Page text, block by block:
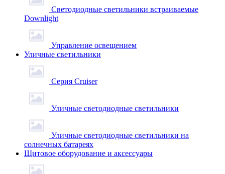
Светодиодные светильники встраиваемые
Downlight
Управление освещением
Уличные светильники
Серия Cruiser
Уличные светодиодные светильники
Уличные светодиодные светильники на
солнечных батареях
Щитовое оборудование и аксессуары